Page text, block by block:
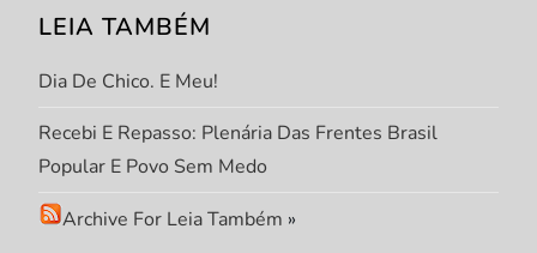
LEIA TAMBÉM
Dia De Chico. E Meu!
Recebi E Repasso: Plenária Das Frentes Brasil
Popular E Povo Sem Medo
Archive For Leia Também »